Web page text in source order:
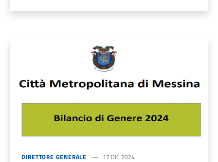
DIRETTORE GENERALE 17 DIC 2024